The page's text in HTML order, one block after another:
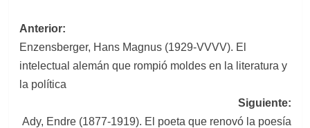
Navegación
de
entradas
Anterior:
Enzensberger, Hans Magnus (1929-VVVV). El
intelectual alemán que rompió moldes en la literatura y
la política
Siguiente:
Ady, Endre (1877-1919). El poeta que renovó la poesía